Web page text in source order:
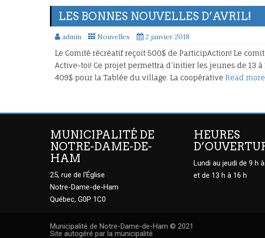
LES BONNES NOUVELLES D’AVRIL!
admin Nouvelles 2 janvier 2018
Le Comité récréatif reçoit 500$ de ParticipAction! Le
Active-toi! Ce projet permettra d’initier les jeunes de 13
409$ pour la Tablée du village. La coopérative Read
MUNICIPALITÉ DE
NOTRE-DAME-DE-
HAM
25, rue de l'Église
Notre-Dame-de-Ham
Québec, G0P 1C0
HEURES
Lundi au jeudi de 9 h
et de 13 h à 16 h
Municipalité de Notre-Dame-de-Ham © 2021
Site autogéré par la municipalité